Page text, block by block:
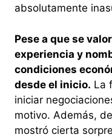
absolutamente
Pese a que se
experiencia y
condiciones
desde el inicio. La
iniciar
motivo. Además,
mostró cierta